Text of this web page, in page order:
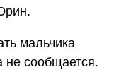
мальчика
не сообщается.